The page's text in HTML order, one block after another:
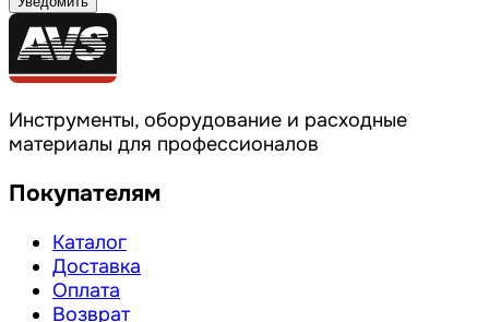
Инструменты, оборудование и расходные
материалы для профессионалов
Покупателям
Каталог
Доставка
Оплата
Возврат